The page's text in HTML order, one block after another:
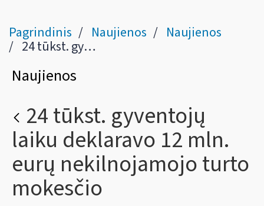
Pagrindinis Naujienos Naujienos
24 tūkst. gyventojų laiku deklaravo 12 mln. eurų nekilnojamojo turto mokesčio
Naujienos
24 tūkst. gyventojų
laiku deklaravo 12 mln.
eurų nekilnojamojo turto
mokesčio